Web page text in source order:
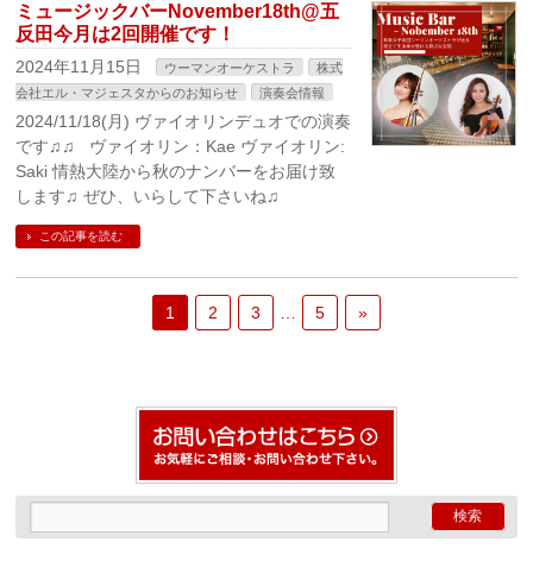
ミュージックバーNovember18th@五
反田今月は2回開催です！
2024年11月15日 ウーマンオーケストラ
株式
会社エル・マジェスタからのお知らせ
演奏会情報
2024/11/18(月) ヴァイオリンデュオでの演奏
です♫♫ ヴァイオリン：Kae ヴァイオリン:
Saki 情熱大陸から秋のナンバーをお届け致
します♫ ぜひ、いらして下さいね♫
この記事を読む
1 2 3 5 »